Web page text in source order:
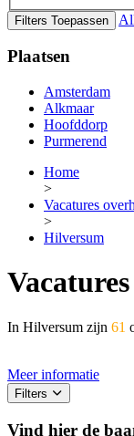
Filters Toepassen
Plaatsen
Amsterdam
Alkmaar
Hoofddorp
Purmerend
Home
>
Vacatures
>
Hilversum
In Hilversum zijn 61
Meer informatie
Filters
Vind hier de